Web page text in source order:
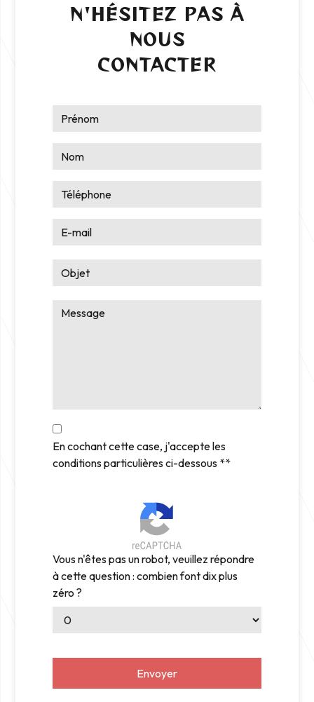
N'HÉSITEZ PAS À
NOUS
CONTACTER
En cochant cette case, j'accepte les
conditions particulières ci-dessous **
Vous n'êtes pas un robot, veuillez répondre
à cette question : combien font dix plus
zéro ?
Envoyer